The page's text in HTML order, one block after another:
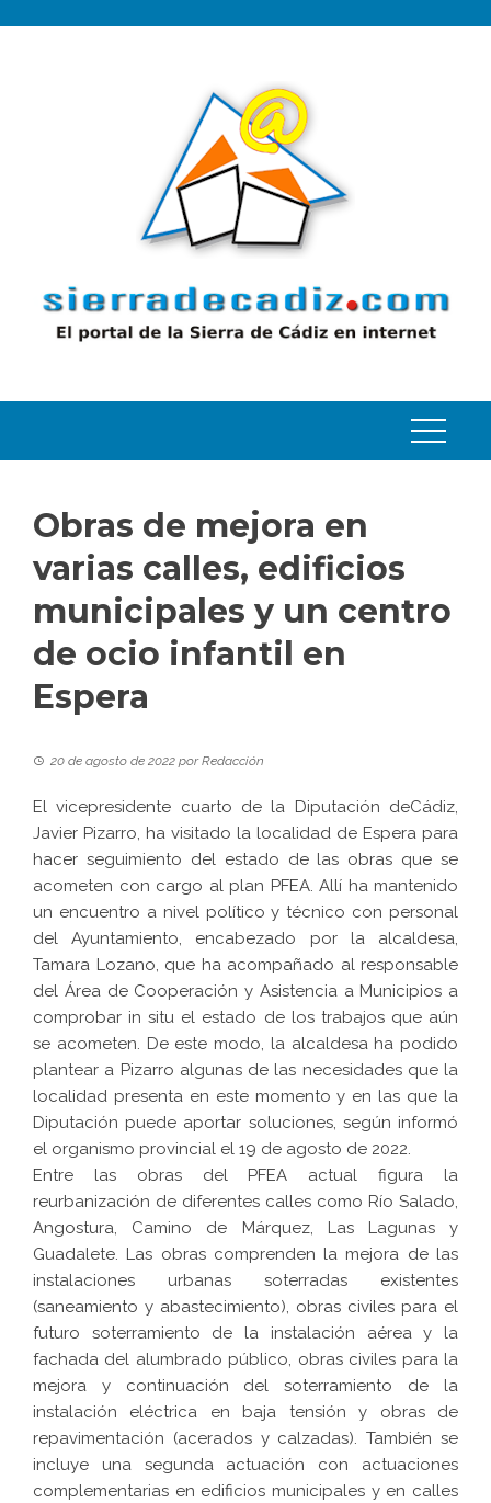
Obras de mejora en
varias calles, edificios
municipales y un centro
de ocio infantil en
Espera
20 de agosto de 2022 porRedacción
El vicepresidente cuarto de la Diputación deCádiz,
Javier Pizarro, ha visitado la localidad de Espera para
hacer seguimiento del estado de las obras que se
acometen con cargo al plan PFEA. Allí ha mantenido
un encuentro a nivel político y técnico con personal
del Ayuntamiento, encabezado por la alcaldesa,
Tamara Lozano, que ha acompañado al responsable
del Área de Cooperación y Asistencia a Municipios a
comprobar in situ el estado de los trabajos que aún
se acometen. De este modo, la alcaldesa ha podido
plantear a Pizarro algunas de las necesidades que la
localidad presenta en este momento y en las que la
Diputación puede aportar soluciones, según informó
el organismo provincial el 19 de agosto de 2022.
Entre las obras del PFEA actual figura la
reurbanización de diferentes calles como Río Salado,
Angostura, Camino de Márquez, Las Lagunas y
Guadalete. Las obras comprenden la mejora de las
instalaciones urbanas soterradas existentes
(saneamiento y abastecimiento), obras civiles para el
futuro soterramiento de la instalación aérea y la
fachada del alumbrado público, obras civiles para la
mejora y continuación del soterramiento de la
instalación eléctrica en baja tensión y obras de
repavimentación (acerados y calzadas). También se
incluye una segunda actuación con actuaciones
complementarias en edificios municipales y en calles